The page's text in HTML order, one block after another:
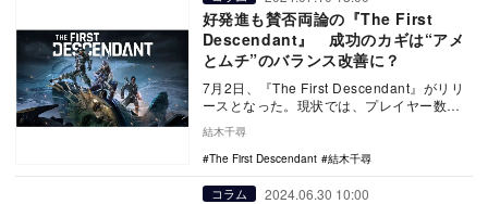
好発進も賛否両論の『The First
Descendant』 成功のカギは“アメ
とムチ”のバランス改善に？
7月2日、『The First Descendant』がリリ
ースとなった。現状では、プレイヤー数、
売上ともに大きな数字を獲得し、…
結木千尋
The First Descendant
結木千尋
コラム 2024.06.30 10:00